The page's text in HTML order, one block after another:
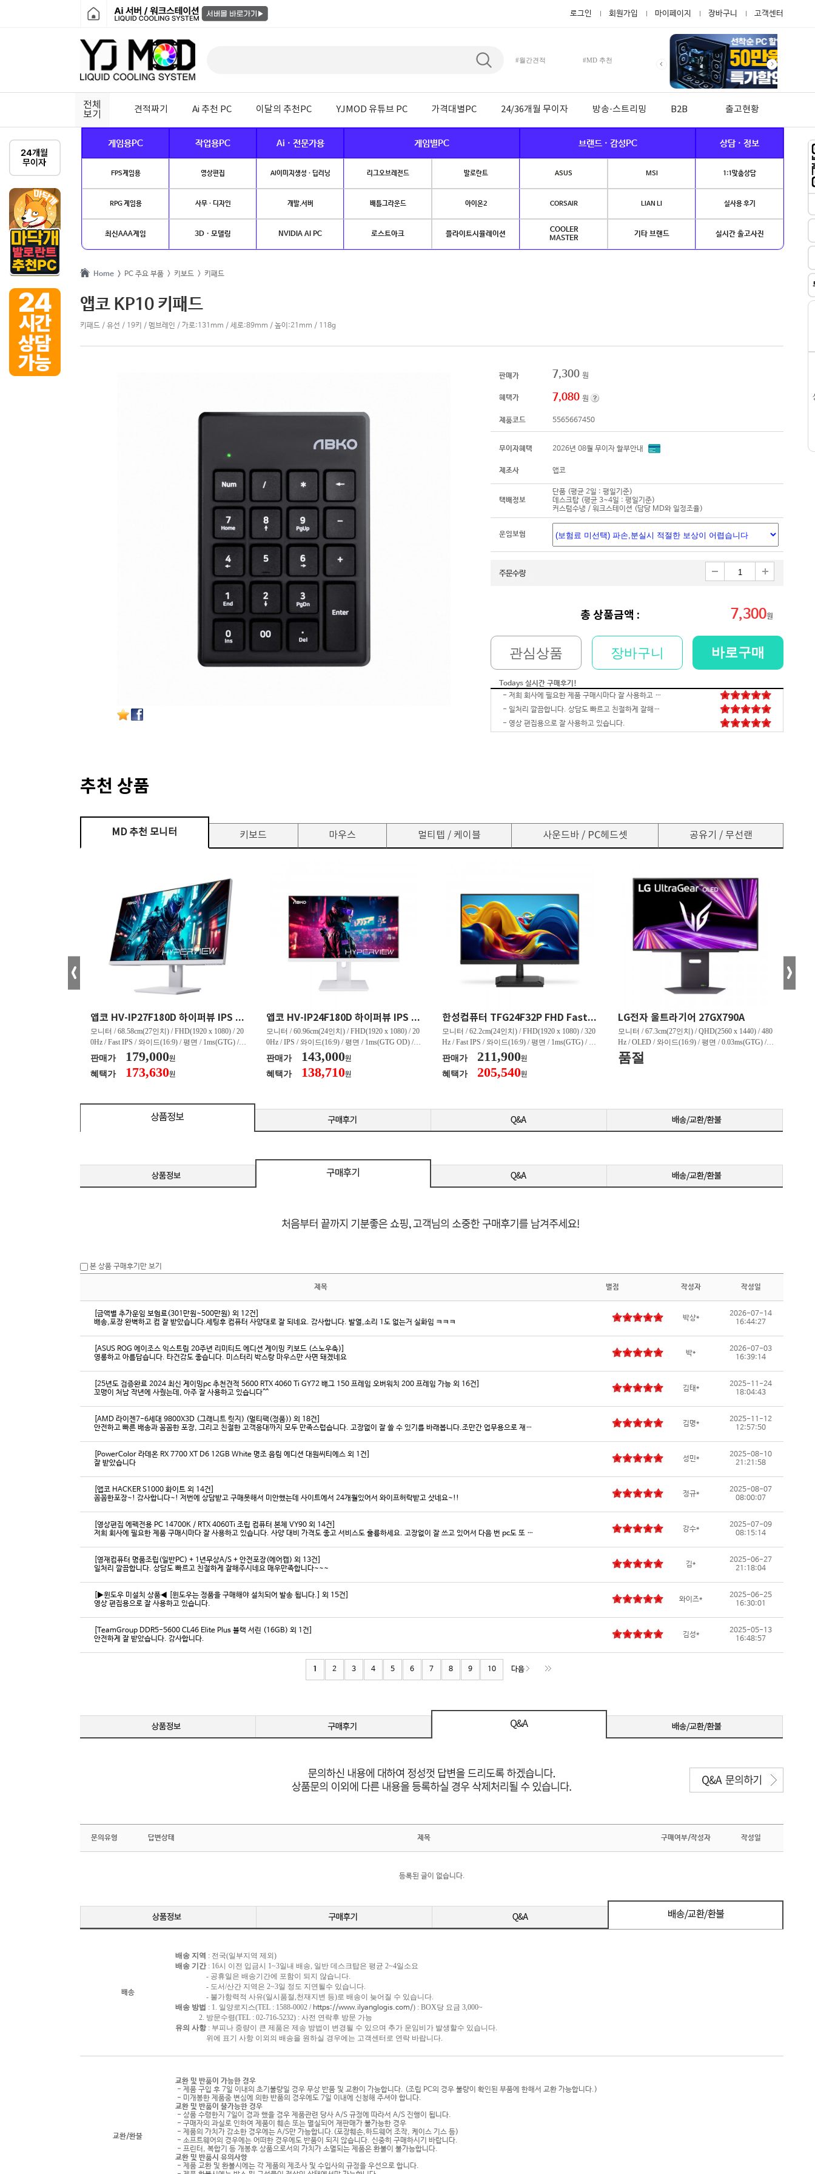
로그인 회원가입 마이페이지 장바구니 고객센터
#월간견적 #MD 추천
전체
보기
견적짜기 Ai 추천 PC 이달의 추천PC YJMOD 유튜브 PC 가격대별PC 24/36개월 무이자 방송·스트리밍 B2B 출고현황
게임용PC 작업용PC Ai · 전문가용 게임별PC 브랜드 · 감성PC 상담 · 정보
FPS게임용 영상편집 AI이미지생성 · 딥러닝 리그오브레전드 발로란트 ASUS MSI 1:1맞춤상담
RPG 게임용 사무 · 디자인 개발.서버 배틀그라운드 아이온2 CORSAIR LIAN LI 실사용 후기
최신AAA게임 3D · 모델링 NVIDIA AI PC 로스트아크 플라이트시뮬레이션
COOLER
MASTER
기타 브랜드 실시간 출고사진
Home > PC 주요 부품 > 키보드 > 키패드
앱코 KP10 키패드
키패드 / 유선 / 19키 / 멤브레인 / 가로:131mm / 세로:89mm / 높이:21mm / 118g
판매가 7,300 원
혜택가 7,080 원
제품코드 5565667450
무이자혜택 2026년 08월 무이자 할부안내
제조사 앱코
택배정보
단품 (평균 2일 : 평일기준)
데스크탑 (평균 3~4일 : 평일기준)
커스텀수냉 / 워크스테이션 (담당 MD와 일정조율)
운임보험
총 상품금액 : 7,300원
관심상품 장바구니 바로구매
Todays 실시간 구매후기!
-
저희 회사에 필요한 제품 구매시마다 잘 사용하고 있습니다. 사양 대비 가격도 좋고 서비스도 훌륭하세요. 고장없이 잘 쓰고 있어서 다음 번 pc도 또 살 예정이에요. 앞으로도 잘 부탁드려요
-
일처리 깔끔합니다. 상담도 빠르고 친절하게 잘해주시네요 매우만족합니다~~~
- 영상 편집용으로 잘 사용하고 있습니다.
추천 상품
MD 추천 모니터 키보드 마우스 멀티텝 / 케이블 사운드바 / PC헤드셋 공유기 / 무선랜
앱코 HV-IP27F180D 하이퍼뷰 IPS FHD 200 HDR 무결점
모니터 / 68.58cm(27인치) / FHD(1920 x 1080) / 20
0Hz / Fast IPS / 와이드(16:9) / 평면 / 1ms(GTG) / 3
50nit / 1,000:1 / 헤드폰 아웃 / LED 조명 / 틸트(상
하) / 6kg / [색상영역] / sRGB:128% / Adobe RGB:8
5% / DCI-P3:91% / NTSC:90% / [게임특화] / 조준
판매가 179,000원
혜택가 173,630원
앱코 HV-IP24F180D 하이퍼뷰 IPS FHD 180 HDR 무결점
모니터 / 60.96cm(24인치) / FHD(1920 x 1080) / 20
0Hz / IPS / 와이드(16:9) / 평면 / 1ms(GTG OD) / 2
50nit / 1,000:1 / 헤드폰 아웃 / LED 조명 / 틸트(상
하) / 4.9kg / [색상영역] / sRGB:99% / Adobe RGB:
80% / DCI-P3:80% / NTSC:75% / [게임특화] / 조준
판매가 143,000원
혜택가 138,710원
한성컴퓨터 TFG24F32P FHD Fast IPS 리얼 320 게이밍 무결점
모니터 / 62.2cm(24인치) / FHD(1920 x 1080) / 320
Hz / Fast IPS / 와이드(16:9) / 평면 / 1ms(GTG) / 45
0nit / 1,000:1 / 헤드폰 아웃 / 틸트(상하) / 3.1kg /
[색상영역] / sRGB:99% / DCI-P3:91% / [게임특화]
/ G-Sync 호환 / FreeSync / [단자정보] / HDMI 2.0 /
판매가 211,900원
혜택가 205,540원
LG전자 울트라기어 27GX790A
모니터 / 67.3cm(27인치) / QHD(2560 x 1440) / 480
Hz / OLED / 와이드(16:9) / 평면 / 0.03ms(GTG) / 1,
300nit / 1,500,000:1 / VESA TRUE BLACK 400 / 헤
드폰 아웃 / 피벗(회전) / 엘리베이션(높낮이) / 틸
ync 호환(NVIDIA인증) / FreeSync / FreeSync 프리
미엄 / FreeSync 프리미엄 프로 / [단자정보] / HD
MI 2.1 / DP 2.1
품절
본 상품 구매후기만 보기
제목 별점 작성자 작성일
[금액별 추가운임 보험료(301만원~500만원) 외 12건]
배송,포장 완벽하고 컴 잘 받았습니다.세팅후 컴퓨터 사양대로 잘 되네요. 감사합니다. 발열,소리 1도 없는거 실화임 ㅋㅋㅋ
박상*
2026-07-14
16:44:27
[ASUS ROG 에이조스 익스트림 20주년 리미티드 에디션 게이밍 키보드 (스노우축)]
영롱하고 아름답습니다. 타건감도 좋습니다. 미스터리 박스랑 마우스만 사면 돼겠네요
박*
2026-07-03
16:39:14
[25년도 검증완료 2024 최신 게이밍pc 추천견적 5600 RTX 4060 Ti GY72 배그 150 프레임 오버워치 200 프레임 가능 외 16건]
꼬맹이 처남 작년에 사줬는데, 아주 잘 사용하고 있습니다^^
김태*
2025-11-24
18:04:43
[AMD 라이젠7-6세대 9800X3D (그래니트 릿지) (멀티팩(정품)) 외 18건]
안전하고 빠른 배송과 꼼꼼한 포장, 그리고 친절한 고객응대까지 모두 만족스럽습니다. 고장없이 잘 쓸 수 있기를 바래봅니다.조만간 업무용으로 재구매 하도록 하겠습니다. 감사합니다.
김명*
2025-11-12
12:57:50
[PowerColor 라데온 RX 7700 XT D6 12GB White 명조 음림 에디션 대원씨티에스 외 1건]
잘 받았습니다
성민*
2025-08-10
21:21:58
[앱코 HACKER S1000 화이트 외 14건]
꼼꼼한포장~! 감사합니다~! 저번에 상담받고 구매못해서 미안했는데 사이트에서 24개월있어서 와이프허락받고 삿네요~!!
정규*
2025-08-07
08:00:07
[영상편집 에펙전용 PC 14700K / RTX 4060Ti 조립 컴퓨터 본체 VY90 외 14건]
저희 회사에 필요한 제품 구매시마다 잘 사용하고 있습니다. 사양 대비 가격도 좋고 서비스도 훌륭하세요. 고장없이 잘 쓰고 있어서 다음 번 pc도 또 살 예정이에요. 앞으로도 잘 부탁드려요
강수*
2025-07-09
08:15:14
[영재컴퓨터 명품조립(일반PC) + 1년무상A/S + 안전포장(에어캡) 외 13건]
일처리 깔끔합니다. 상담도 빠르고 친절하게 잘해주시네요 매우만족합니다~~~
김*
2025-06-27
21:18:04
[▶윈도우 미설치 상품◀ [윈도우는 정품을 구매해야 설치되어 발송 됩니다.] 외 15건]
영상 편집용으로 잘 사용하고 있습니다.
와이즈*
2025-06-25
16:30:01
[TeamGroup DDR5-5600 CL46 Elite Plus 블랙 서린 (16GB) 외 1건]
안전하게 잘 받았습니다. 감사합니다.
김성*
2025-05-13
16:48:57
1 2 3 4 5 6 7 8 9 10 다음
문의유형 답변상태 제목 구매여부/작성자 작성일
등록된 글이 없습니다.
배송
배송 지역 : 전국(일부지역 제외)
배송 기간 : 16시 이전 입금시 1~3일내 배송, 일반 데스크탑은 평균 2~4일소요
- 공휴일은 배송기간에 포함이 되지 않습니다.
- 도서/산간 지역은 2~3일 정도 지연될수 있습니다.
- 불가항력적 사유(일시품절,천재지변 등)로 배송이 늦어질 수 있습니다.
배송 방법 : 1. 일양로지스(TEL : 1588-0002 / https://www.ilyanglogis.com/) : BOX당 요금 3,000~
2. 방문수령(TEL : 02-716-5232) : 사전 연락후 방문 가능
유의 사항: 부피나 중량이 큰 제품은 제송 방법이 변경될 수 있으며 추가 운임비가 발생할수 있습니다.
위에 표기 사항 이외의 배송을 원하실 경우에는 고객센터로 연락 바랍니다.
교환/환불
교환 및 반품이 가능한 경우
- 제품 구입 후 7일 이내의 초기불량일 경우 무상 반품 및 교환이 가능합니다. (조립 PC의 경우 불량이 확인된 부품에 한해서 교환 가능합니다.)
- 미개봉한 제품중 변심에 의한 반품의 경우에도 7일 이내에 신청해 주셔야 합니다.
교환 및 반품이 불가능한 경우
- 상품 수령한지 7일이 경과 했을 경우 제품관련 당사 A/S 규정에 따라서 A/S 진행이 됩니다.
- 구매자의 과실로 인하여 제품이 훼손 또는 멸실되어 재판매가 불가능한 경우
- 제품의 가치가 감소한 경우에는 A/S만 가능합니다.(포장훼손,하드웨어 조작, 케이스 기스 등)
- 소프트웨어의 경우에는 어떠한 경우에도 반품이 되지 않습니다. 신중히 구매하시기 바랍니다.
- 프린터, 복합기 등 개봉후 상품으로서의 가치가 소멸되는 제품은 환불이 불가능합니다.
교환 및 반품시 유의사항
- 제품 교환 및 환불시에는 각 제품의 제조사 및 수입사의 규정을 우선으로 합니다.